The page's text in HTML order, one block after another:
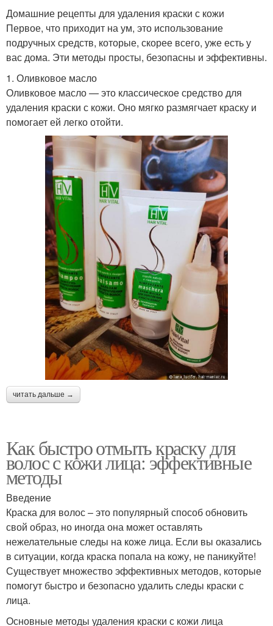
Домашние рецепты для удаления краски с кожи
Первое, что приходит на ум, это использование
подручных средств, которые, скорее всего, уже есть у
вас дома. Эти методы просты, безопасны и эффективны.
1. Оливковое масло
Оливковое масло — это классическое средство для
удаления краски с кожи. Оно мягко размягчает краску и
помогает ей легко отойти.
читать дальше →
Как быстро отмыть краску для
волос с кожи лица: эффективные
методы
Введение
Краска для волос – это популярный способ обновить
свой образ, но иногда она может оставлять
нежелательные следы на коже лица. Если вы оказались
в ситуации, когда краска попала на кожу, не паникуйте!
Существует множество эффективных методов, которые
помогут быстро и безопасно удалить следы краски с
лица.
Основные методы удаления краски с кожи лица